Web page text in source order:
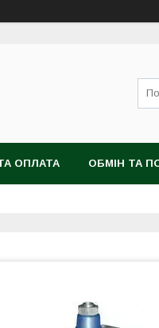
ОПЛАТА ОБМІН ТА